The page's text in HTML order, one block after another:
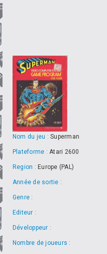
Nom du jeu : Superman
Plateforme : Atari 2600
Region : Europe (PAL)
Année de sortie :
Genre :
Editeur :
Développeur :
Nombre de joueurs :